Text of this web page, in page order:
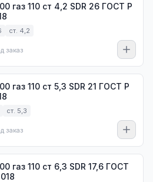
газ 110 ст 4,2 SDR 26 ГОСТ Р
ст. 4,2
заказ
газ 110 ст 5,3 SDR 21 ГОСТ Р
ст. 5,3
заказ
газ 110 ст 6,3 SDR 17,6 ГОСТ